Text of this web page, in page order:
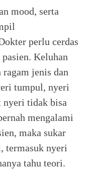
mood, serta
perlu cerdas
Keluhan
jenis dan
tumpul, nyeri
nyeri tidak bisa
mengalami
maka sukar
termasuk nyeri
tahu teori.